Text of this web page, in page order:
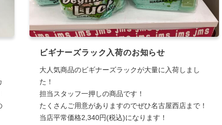
ビギナーズラック入荷のお知らせ
大人気商品のビギナーズラックが大量に入荷しまし
た！
担当スタッフ一押しの商品です！
たくさんご用意がありますのでぜひ名古屋西店まで！
当店平常価格2,340円(税込)になります！